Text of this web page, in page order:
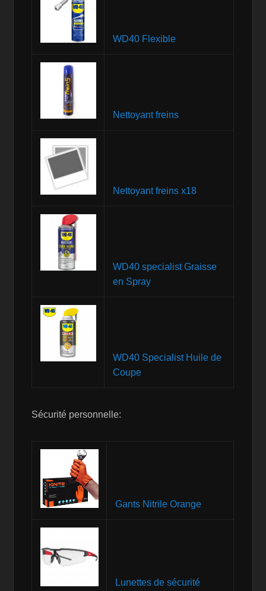
WD40 Flexible
Nettoyant freins
Nettoyant freins x18
WD40 specialist Graisse
en Spray
WD40 Specialist Huile de
Coupe
Sécurité personnelle:
Gants Nitrile Orange
Lunettes de sécurité